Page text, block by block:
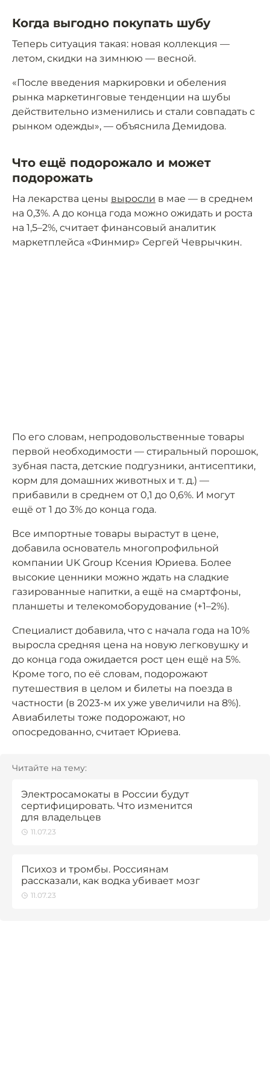
Когда выгодно покупать шубу
Теперь ситуация такая: новая коллекция —
летом, скидки на зимнюю — весной.
«После введения маркировки и обеления
рынка маркетинговые тенденции на шубы
действительно изменились и стали совпадать с
рынком одежды», — объяснила Демидова.
Что ещё подорожало и может
подорожать
На лекарства цены выросли в мае — в среднем
на 0,3%. А до конца года можно ожидать и роста
на 1,5–2%, считает финансовый аналитик
маркетплейса «Финмир» Сергей Чеврычкин.
По его словам, непродовольственные товары
первой необходимости — стиральный порошок,
зубная паста, детские подгузники, антисептики,
корм для домашних животных и т. д.) —
прибавили в среднем от 0,1 до 0,6%. И могут
ещё от 1 до 3% до конца года.
Все импортные товары вырастут в цене,
добавила основатель многопрофильной
компании UK Group Ксения Юриева. Более
высокие ценники можно ждать на сладкие
газированные напитки, а ещё на смартфоны,
планшеты и телекомоборудование (+1–2%).
Специалист добавила, что с начала года на 10%
выросла средняя цена на новую легковушку и
до конца года ожидается рост цен ещё на 5%.
Кроме того, по её словам, подорожают
путешествия в целом и билеты на поезда в
частности (в 2023-м их уже увеличили на 8%).
Авиабилеты тоже подорожают, но
опосредованно, считает Юриева.
Читайте на тему:
Электросамокаты в России будут
сертифицировать. Что изменится
для владельцев
11.07.23
Психоз и тромбы. Россиянам
рассказали, как водка убивает мозг
11.07.23